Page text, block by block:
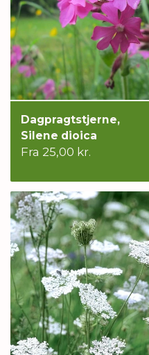
Dagpragtstjerne,
Silene dioica
Fra 25,00 kr.